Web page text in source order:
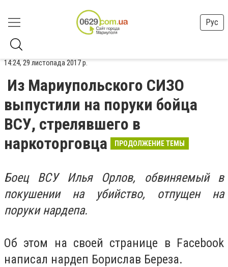
Рус
14:24, 29 листопада 2017 р.
Из Мариупольского СИЗО
выпустили на поруки бойца
ВСУ, стрелявшего в
наркоторговца
ПРОДОЛЖЕНИЕ ТЕМЫ
Боец ВСУ Илья Орлов, обвиняемый в
покушении на убийство, отпущен на
поруки нардепа.
Об этом на своей странице в Facebook
написал нардеп Борислав Береза.